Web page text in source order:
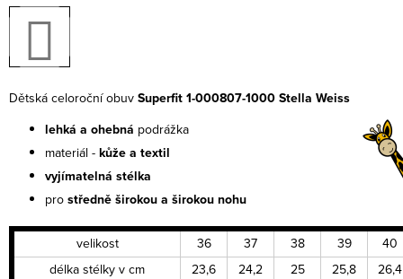
Dětská celoroční obuv Superfit 1-000807-1000 Stella Weiss
lehká a ohebná podrážka
materiál - kůže a textil
vyjímatelná stélka
pro středně širokou a širokou nohu
velikost 36 37 38 39
40
délka stélky v cm
23,6 24,2 25 25,8
26,4